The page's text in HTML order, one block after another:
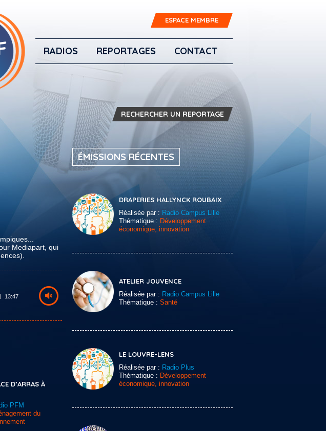
ESPACE MEMBRE
RADIOS REPORTAGES CONTACT
RECHERCHER UN REPORTAGE
Mediapart, qui
13:47
D’ARRAS À
PFM
du
ÉMISSIONS RÉCENTES
DRAPERIES HALLYNCK ROUBAIX
Réalisée par : Radio Campus Lille
Thématique : Développement
économique, innovation
ATELIER JOUVENCE
Réalisée par : Radio Campus Lille
Thématique : Santé
LE LOUVRE-LENS
Réalisée par : Radio Plus
Thématique : Développement
économique, innovation